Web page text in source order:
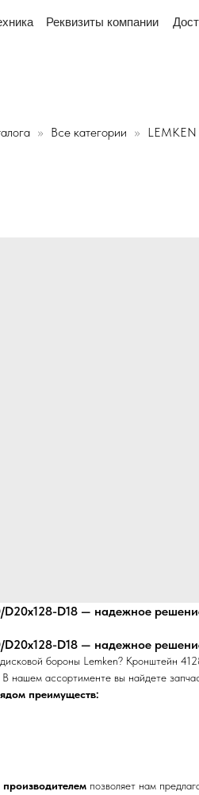
Реквизиты компании Доставка
Минск, переулок
Все категории LEMKEN
D20x128-D18 — надежное
D20x128-D18 — надежное
бороны Lemken? Кронштейн
В нашем ассортименте вы найдете
преимуществ:
позволяет нам